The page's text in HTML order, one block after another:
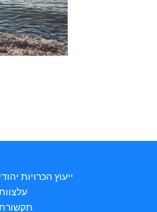
ייעוץ הכרויות יהודי